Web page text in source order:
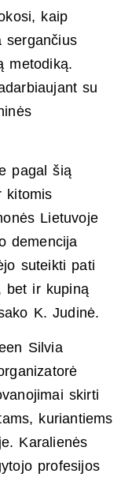
kaip
sergančius
metodiką.
su
pagal šią
kitomis
Lietuvoje
demencija
suteikti pati
bet ir kupiną
K. Judinė.
Silvia
skirti
kuriantiems
Karalienės
profesijos